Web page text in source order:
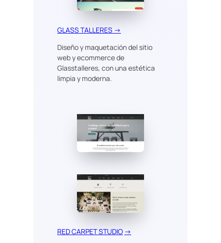
GLASS TALLERES →
Diseño y maquetación del sitio
web y ecommerce de
Glasstalleres, con una estética
limpia y moderna.
RED CARPET STUDIO →